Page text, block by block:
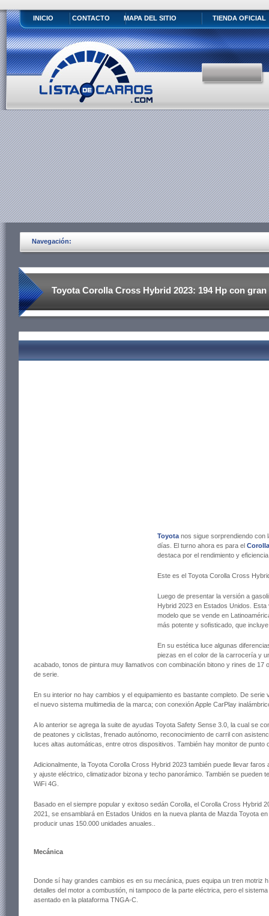
INICIO CONTACTO MAPA DEL SITIO TIENDA OFICIAL
Navegación:
Toyota Corolla Cross Hybrid 2023: 194 Hp con
Toyota nos sigue sorprendiendo con
días. El turno ahora es para el
destaca por el rendimiento y
Este es el Toyota Corolla Cross
Luego de presentar la versión a
Hybrid 2023 en Estados Unidos.
modelo que se vende en
más potente y sofisticado, que
En su estética luce algunas
piezas en el color de la carrocería y
acabado, tonos de pintura muy llamativos con combinación bitono y rines de
de serie.
En su interior no hay cambios y el equipamiento es bastante completo. De
el nuevo sistema multimedia de la marca; con conexión Apple CarPlay
A lo anterior se agrega la suite de ayudas Toyota Safety Sense 3.0, la cual se
de peatones y ciclistas, frenado autónomo, reconocimiento de carril con
luces altas automáticas, entre otros dispositivos. También hay monitor de
Adicionalmente, la Toyota Corolla Cross Hybrid 2023 también puede llevar
y ajuste eléctrico, climatizador bizona y techo panorámico. También se pueden
WiFi 4G.
Basado en el siempre popular y exitoso sedán Corolla, el Corolla Cross Hybrid
2021, se ensamblará en Estados Unidos en la nueva planta de Mazda Toyota
producir unas 150.000 unidades anuales..
Mecánica
Donde sí hay grandes cambios es en su mecánica, pues equipa un tren motriz
detalles del motor a combustión, ni tampoco de la parte eléctrica, pero el
asentado en la plataforma TNGA-C.